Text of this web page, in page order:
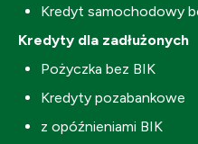
Kredyt samochodowy
Kredyty dla zadłużonych
Pożyczka bez BIK
Kredyty pozabankowe
z opóźnieniami BIK